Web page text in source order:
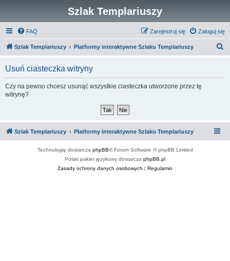
Szlak Templariuszy
FAQ Zaloguj się
Zarejestruj się
Szlak Templariuszy Platformy interaktywne Szlaku Templariuszy
Usuń ciasteczka witryny
Czy na pewno chcesz usunąć wszystkie ciasteczka utworzone przez tę
witrynę?
Szlak Templariuszy Platformy interaktywne Szlaku Templariuszy
Technologię dostarcza phpBB® Forum Software © phpBB Limited
Polski pakiet językowy dostarcza phpBB.pl
Zasady ochrony danych osobowych | Regulamin